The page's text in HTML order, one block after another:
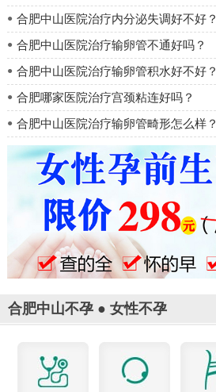
● 合肥中山医院治疗内分泌失调好不好？
● 合肥中山医院治疗输卵管不通好吗？
● 合肥中山医院治疗输卵管积水好不好？
● 合肥哪家医院治疗宫颈粘连好吗？
● 合肥中山医院治疗输卵管畸形怎么样？
合肥中山不孕 ● 女性不孕